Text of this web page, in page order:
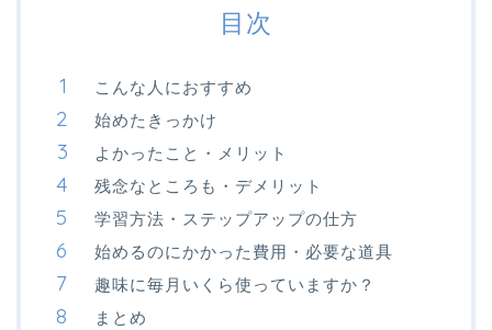
目次
こんな人におすすめ
始めたきっかけ
よかったこと・メリット
残念なところも・デメリット
学習方法・ステップアップの仕方
始めるのにかかった費用・必要な道具
趣味に毎月いくら使っていますか？
まとめ